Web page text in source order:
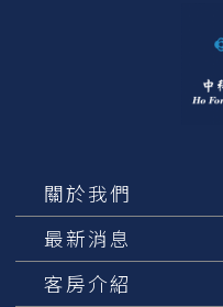
關於我們
最新消息
客房介紹